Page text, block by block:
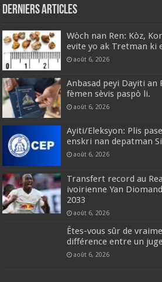
Derniers articles
Wòch nan Ren: Kòz,
evite yo ak Tretman ki
août 6, 2026
Anbasad peyi Dayiti
fèmen sèvis paspò li.
août 6, 2026
Ayiti/Eleksyon: Plis
enskri nan depatman
août 6, 2026
Transfert record au
ivoirienne Yan
2033
août 6, 2026
Êtes-vous sûr de
différence entre un
août 6, 2026